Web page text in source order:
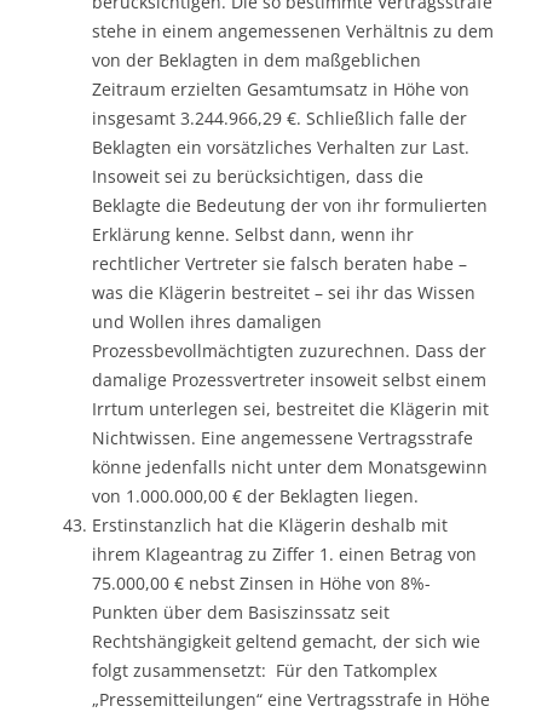
stehe in einem angemessenen Verhältnis zu dem
von der Beklagten in dem maßgeblichen
Zeitraum erzielten Gesamtumsatz in Höhe von
insgesamt 3.244.966,29 €. Schließlich falle der
Beklagten ein vorsätzliches Verhalten zur Last.
Insoweit sei zu berücksichtigen, dass die
Beklagte die Bedeutung der von ihr formulierten
Erklärung kenne. Selbst dann, wenn ihr
rechtlicher Vertreter sie falsch beraten habe –
was die Klägerin bestreitet – sei ihr das Wissen
und Wollen ihres damaligen
Prozessbevollmächtigten zuzurechnen. Dass der
damalige Prozessvertreter insoweit selbst einem
Irrtum unterlegen sei, bestreitet die Klägerin mit
Nichtwissen. Eine angemessene Vertragsstrafe
könne jedenfalls nicht unter dem Monatsgewinn
von 1.000.000,00 € der Beklagten liegen.
Erstinstanzlich hat die Klägerin deshalb mit
ihrem Klageantrag zu Ziffer 1. einen Betrag von
75.000,00 € nebst Zinsen in Höhe von 8%-
Punkten über dem Basiszinssatz seit
Rechtshängigkeit geltend gemacht, der sich wie
folgt zusammensetzt: Für den Tatkomplex
„Pressemitteilungen“ eine Vertragsstrafe in Höhe